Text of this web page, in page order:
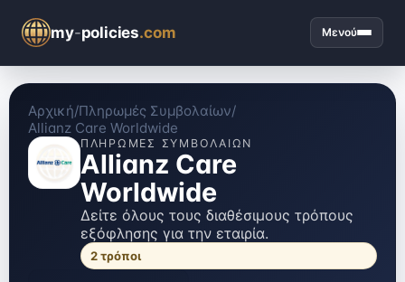
my-policies.com Μενού
Αρχική/Πληρωμές Συμβολαίων/
Allianz Care Worldwide
ΠΛΗΡΩΜΈΣ ΣΥΜΒΟΛΑΊΩΝ
Allianz Care
Worldwide
Δείτε όλους τους διαθέσιμους τρόπους
εξόφλησης για την εταιρία.
2τρόποι